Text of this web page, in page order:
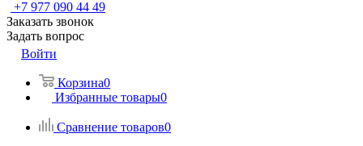
+7 977 090 44 49
Заказать звонок
Задать вопрос
Войти
Корзина0
Избранные товары0
Сравнение товаров0